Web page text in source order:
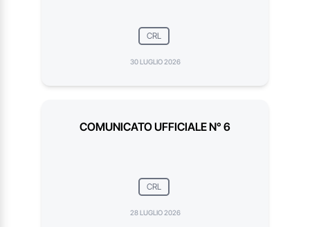
CRL
30 LUGLIO 2026
COMUNICATO UFFICIALE N° 6
CRL
28 LUGLIO 2026